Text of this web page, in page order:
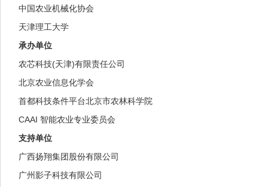
中国农业机械化协会
天津理工大学
承办单位
农芯科技(天津)有限责任公司
北京农业信息化学会
首都科技条件平台北京市农林科学院
CAAI 智能农业专业委员会
支持单位
广西扬翔集团股份有限公司
广州影子科技有限公司